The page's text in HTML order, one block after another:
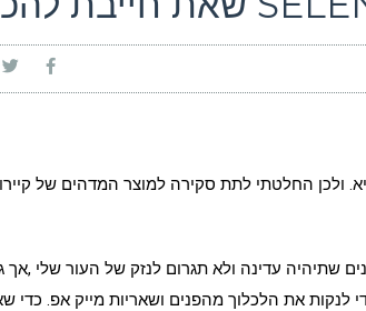
ולכן החלטתי לתת סקירה למוצר המדהים של
שתיהיה עדינה ולא תגרום לנזק של העור שלי ,אך
לנקות את הלכלוך מהפנים ושאריות מייק אפ. כדי